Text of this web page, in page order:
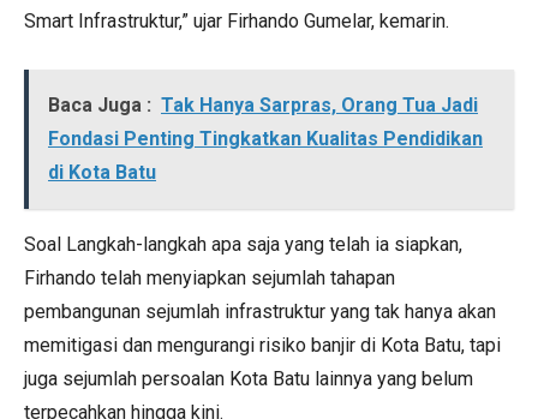
Smart Infrastruktur,” ujar Firhando Gumelar, kemarin.
Baca Juga : Tak Hanya Sarpras, Orang Tua Jadi
Fondasi Penting Tingkatkan Kualitas Pendidikan
di Kota Batu
Soal Langkah-langkah apa saja yang telah ia siapkan,
Firhando telah menyiapkan sejumlah tahapan
pembangunan sejumlah infrastruktur yang tak hanya akan
memitigasi dan mengurangi risiko banjir di Kota Batu, tapi
juga sejumlah persoalan Kota Batu lainnya yang belum
terpecahkan hingga kini.